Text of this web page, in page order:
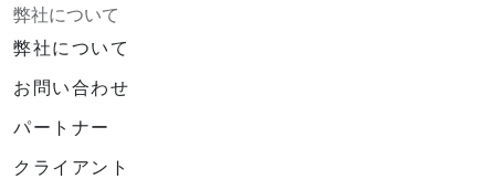
弊社について
弊社について
お問い合わせ
パートナー
クライアント